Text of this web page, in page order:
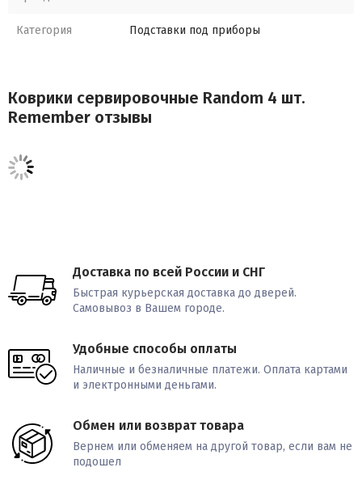
Категория Подставки под приборы
Коврики сервировочные Random 4 шт.
Remember отзывы
Доставка по всей России и СНГ
Быстрая курьерская доставка до дверей.
Самовывоз в Вашем городе.
Удобные способы оплаты
Наличные и безналичные платежи. Оплата картами
и электронными деньгами.
Обмен или возврат товара
Вернем или обменяем на другой товар, если вам не
подошел